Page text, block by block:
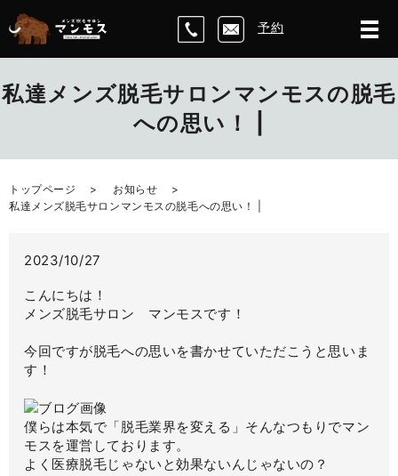
予約
私達メンズ脱毛サロンマンモスの脱毛
への思い！ |
トップページ
お知らせ
私達メンズ脱毛サロンマンモスの脱毛への思い！ |
2023/10/27
こんにちは！
メンズ脱毛サロン マンモスです！
今回ですが脱毛への思いを書かせていただこうと思いま
す！
僕らは本気で「脱毛業界を変える」そんなつもりでマン
モスを運営しております。
よく医療脱毛じゃないと効果ないんじゃないの？